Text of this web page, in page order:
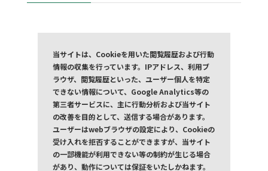
当サイトは、Cookieを用いた閲覧履歴および行動
情報の収集を行っています。IPアドレス、利用ブ
ラウザ、閲覧履歴といった、ユーザー個人を特定
できない情報について、Google Analytics等の
第三者サービスに、主に行動分析および当サイト
の改善を目的として、送信する場合があります。
ユーザーはwebブラウザの設定により、Cookieの
受け入れを拒否することができますが、当サイト
の一部機能が利用できない等の制約が生じる場合
があり、動作については保証をいたしかねます。